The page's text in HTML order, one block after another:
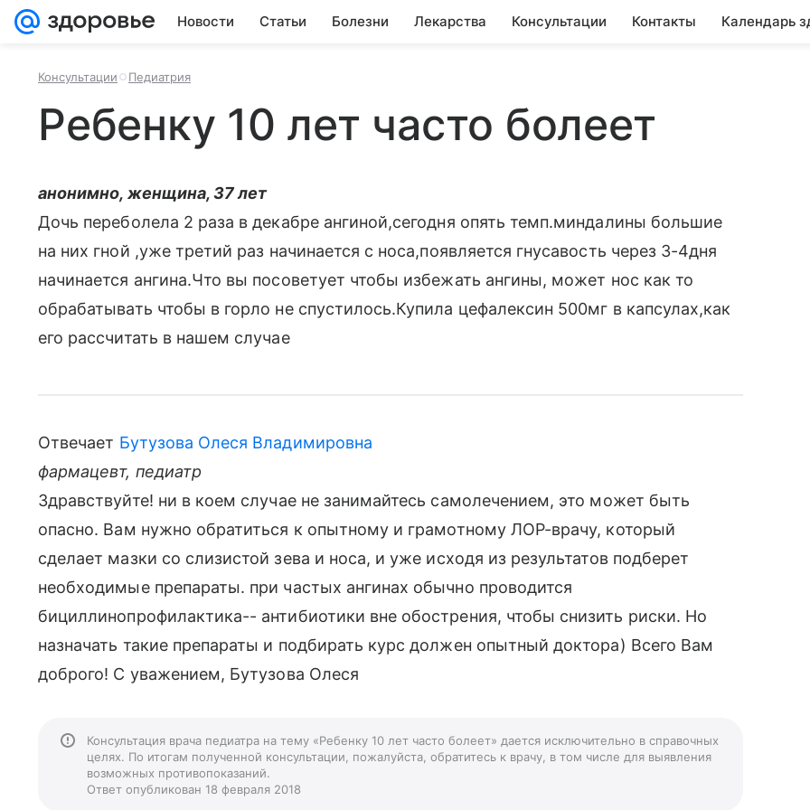
Новости Статьи Болезни Лекарства Консультации Контакты Календарь
Консультации Педиатрия
Ребенку 10 лет часто болеет
анонимно, женщина, 37 лет
Дочь переболела 2 раза в декабре ангиной,сегодня опять темп.миндалины большие
на них гной ,уже третий раз начинается с носа,появляется гнусавость через 3-4дня
начинается ангина.Что вы посоветует чтобы избежать ангины, может нос как то
обрабатывать чтобы в горло не спустилось.Купила цефалексин 500мг в капсулах,как
его рассчитать в нашем случае
Отвечает Бутузова Олеся Владимировна
фармацевт, педиатр
Здравствуйте! ни в коем случае не занимайтесь самолечением, это может быть
опасно. Вам нужно обратиться к опытному и грамотному ЛОР-врачу, который
сделает мазки со слизистой зева и носа, и уже исходя из результатов подберет
необходимые препараты. при частых ангинах обычно проводится
бициллинопрофилактика-- антибиотики вне обострения, чтобы снизить риски. Но
назначать такие препараты и подбирать курс должен опытный доктора) Всего Вам
доброго! С уважением, Бутузова Олеся
Консультация врача педиатра на тему «Ребенку 10 лет часто болеет» дается исключительно в справочных
целях. По итогам полученной консультации, пожалуйста, обратитесь к врачу, в том числе для выявления
возможных противопоказаний.
Ответ опубликован 18 февраля 2018